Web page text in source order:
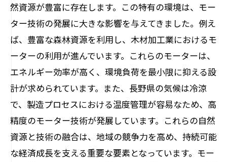
未来を見据えた省エネモーターの開発
環境に配慮したモーター設計が地域に与える
影響
地域社会への環境貢献の事例
環境保全を意識した設計思想
モーター設計における環境配慮の重要性
地域住民と共に進める環境への取り組み
環境に優しい技術の普及への課題
エコデザインがもたらす地域振興効果
然資源が豊富に存在します。この特有の環境は、モー
ター技術の発展に大きな影響を与えてきました。例え
ば、豊富な森林資源を利用し、木材加工業におけるモ
ーターの利用が進んでいます。これらのモーターは、
エネルギー効率が高く、環境負荷を最小限に抑える設
計が求められています。また、長野県の気候は冷涼
で、製造プロセスにおける温度管理が容易なため、高
精度のモーター技術が発展しています。これらの自然
資源と技術の融合は、地域の競争力を高め、持続可能
な経済成長を支える重要な要素となっています。モー